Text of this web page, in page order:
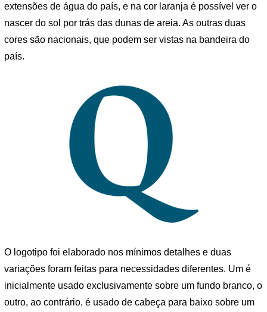
extensões de água do país, e na cor laranja é possível ver o
nascer do sol por trás das dunas de areia. As outras duas
cores são nacionais, que podem ser vistas na bandeira do
país.
O logotipo foi elaborado nos mínimos detalhes e duas
variações foram feitas para necessidades diferentes. Um é
inicialmente usado exclusivamente sobre um fundo branco, o
outro, ao contrário, é usado de cabeça para baixo sobre um